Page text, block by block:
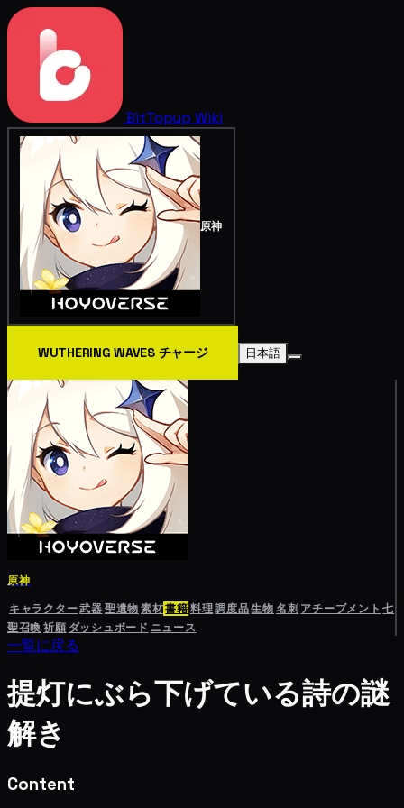
BitTopup Wiki
原神
WUTHERING WAVES チャージ 日本語
原神
キャラクター武器聖遺物素材書籍料理調度品生物名刺 アチーブメント 七
聖召喚祈願 ダッシュボード ニュース
一覧に戻る
提灯にぶら下げている詩の謎
解き
Content